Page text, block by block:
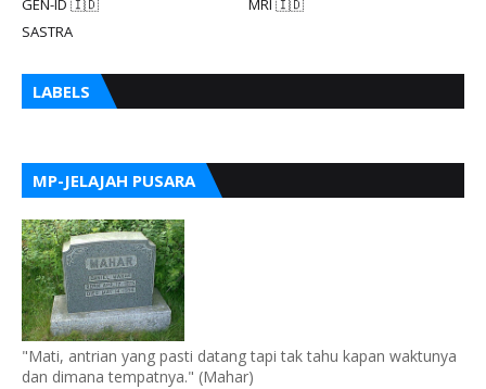
GEN-ID 🇮🇩
MRI 🇮🇩
SASTRA
LABELS
MP-JELAJAH PUSARA
"Mati, antrian yang pasti datang tapi tak tahu kapan waktunya
dan dimana tempatnya." (Mahar)